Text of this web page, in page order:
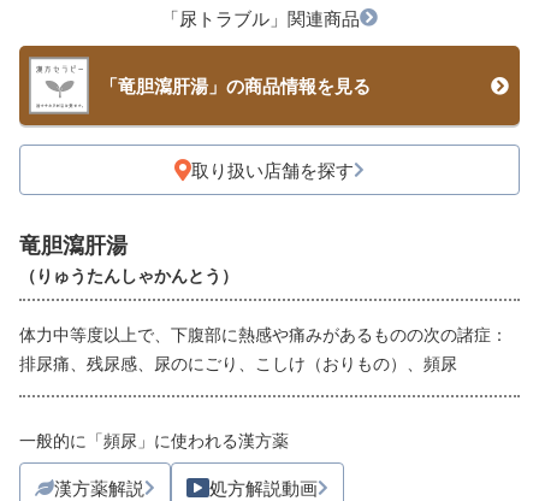
竜胆瀉肝湯
（りゅうたんしゃかんとう）
体力中等度以上で、下腹部に熱感や痛みがあるものの次の諸症：
排尿痛、残尿感、尿のにごり、こしけ（おりもの）、頻尿
「尿トラブル」関連商品
「竜胆瀉肝湯」の商品情報を見る
取り扱い店舗を探す
一般的に「頻尿」に使われる漢方薬
漢方薬解説 処方解説動画